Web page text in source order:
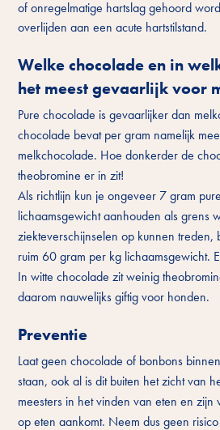
of onregelmatige hartslag gehoord
overlijden aan een acute hartstilstand.
Welke chocolade en in
het meest gevaarlijk voor
Pure chocolade is gevaarlijker dan
chocolade bevat per gram namelijk
melkchocolade. Hoe donkerder de
theobromine er in zit!
Als richtlijn kun je ongeveer 7 gram
lichaamsgewicht aanhouden als grens
ziekteverschijnselen op kunnen treden,
ruim 60 gram per kg lichaamsgewicht.
In witte chocolade zit weinig
daarom nauwelijks giftig voor honden.
Preventie
Laat geen chocolade of bonbons
staan, ook al is dit buiten het zicht van
meesters in het vinden van eten en zijn
op eten aankomt. Neem dus geen